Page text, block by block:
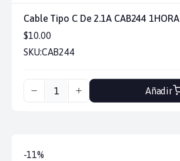
Cable Tipo C De 2.1A CAB244 1HORA
$10.00
SKU:CAB244
Añadir
-11%